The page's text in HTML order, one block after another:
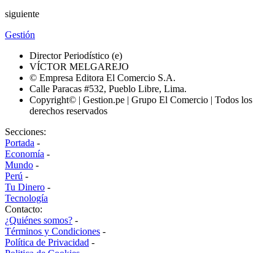
siguiente
Gestión
Director Periodístico (e)
VÍCTOR MELGAREJO
© Empresa Editora El Comercio S.A.
Calle Paracas #532, Pueblo Libre, Lima.
Copyright© | Gestion.pe | Grupo El Comercio | Todos los
derechos reservados
Secciones:
Portada -
Economía -
Mundo -
Perú -
Tu Dinero -
Tecnología
Contacto:
¿Quiénes somos? -
Términos y Condiciones -
Política de Privacidad -